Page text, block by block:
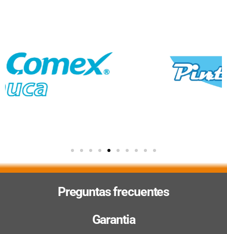
Preguntas frecuentes
Garantia